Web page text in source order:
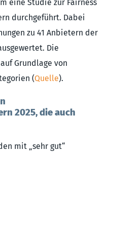
eine Studie zur Fairness
durchgeführt. Dabei
zu 41 Anbietern der
Die
Grundlage von
(Quelle).
2025, die auch
mit „sehr gut“